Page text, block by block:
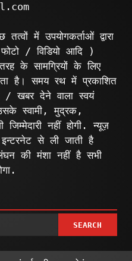
में उपयोगकर्ताओं द्वारा
/ विडियो आदि )
के सामग्रियों के लिए
है। समय रथ में प्रकाशित
/ खबर देने वाला स्वयं
स्वामी, मुद्रक,
नहीं होगी. न्यूज़
से ली जाती है
की मंशा नहीं है सभी
SEARCH